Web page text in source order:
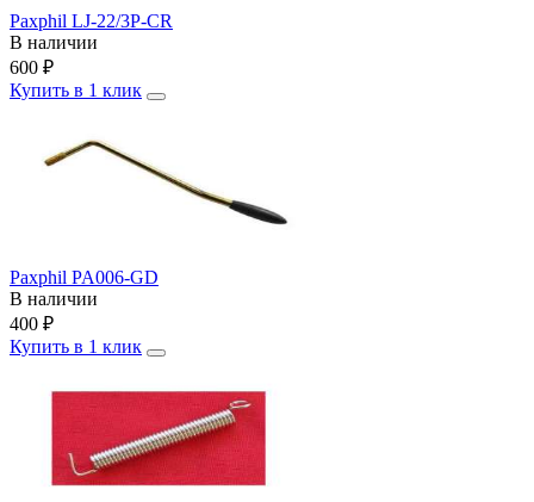
Paxphil LJ-22/3P-CR
В наличии
600 ₽
Купить в 1 клик
Paxphil PA006-GD
В наличии
400 ₽
Купить в 1 клик